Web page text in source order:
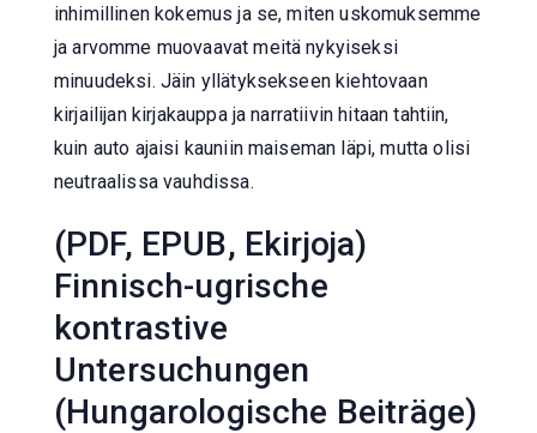
inhimillinen kokemus ja se, miten uskomuksemme
ja arvomme muovaavat meitä nykyiseksi
minuudeksi. Jäin yllätyksekseen kiehtovaan
kirjailijan kirjakauppa ja narratiivin hitaan tahtiin,
kuin auto ajaisi kauniin maiseman läpi, mutta olisi
neutraalissa vauhdissa.
(PDF, EPUB, Ekirjoja)
Finnisch-ugrische
kontrastive
Untersuchungen
(Hungarologische Beiträge)